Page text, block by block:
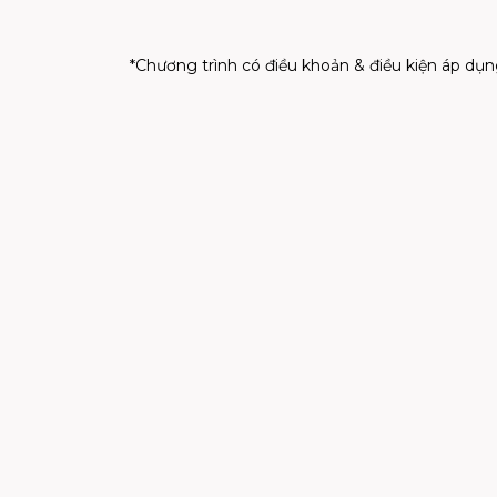
*Chương trình có điều khoản & điều kiện áp